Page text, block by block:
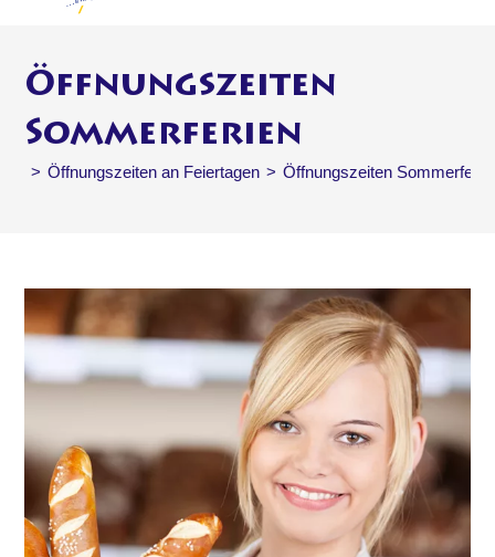
Öffnungszeiten
Sommerferien
> Öffnungszeiten an Feiertagen > Öffnungszeiten